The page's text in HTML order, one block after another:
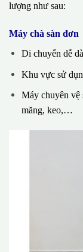
lượng như sau:
Máy chà sàn đơn
Di chuyển dễ
Khu vực sử
Máy chuyên vệ
măng, keo,…